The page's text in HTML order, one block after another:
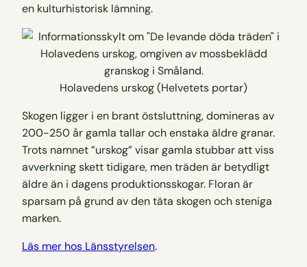
en kulturhistorisk lämning.
Holavedens urskog (Helvetets portar)
Skogen ligger i en brant östsluttning, domineras av
200-250 år gamla tallar och enstaka äldre granar.
Trots namnet ”urskog” visar gamla stubbar att viss
avverkning skett tidigare, men träden är betydligt
äldre än i dagens produktionsskogar. Floran är
sparsam på grund av den täta skogen och steniga
marken.
Läs mer hos Länsstyrelsen.